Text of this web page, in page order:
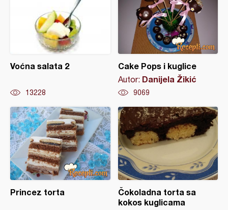
Voćna salata 2
13228
Cake Pops i kuglice
Autor: Danijela Žikić
9069
Princez torta
Čokoladna torta sa
kokos kuglicama